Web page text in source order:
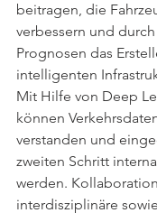
beitragen, die
verbessern und
Prognosen das
intelligenten
Mit Hilfe von Deep
können
verstanden und
zweiten Schritt
werden.
interdisziplinäre